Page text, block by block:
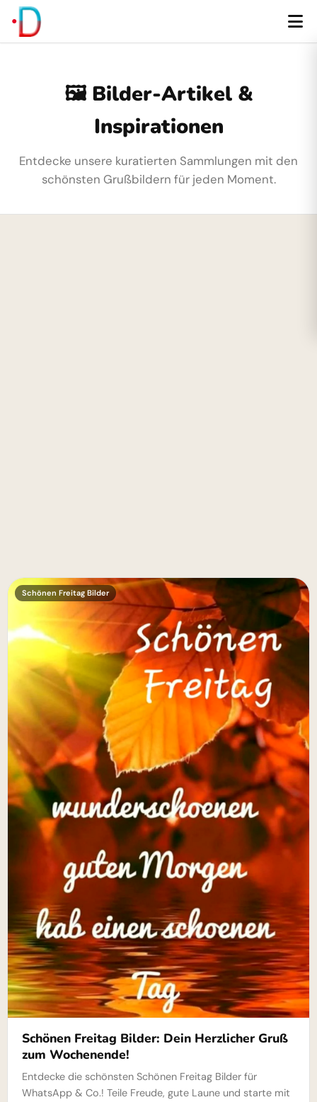
🖼️ Bilder-Artikel &
Inspirationen
Entdecke unsere kuratierten Sammlungen mit den
schönsten Grußbildern für jeden Moment.
Schönen Freitag Bilder
Schönen Freitag Bilder: Dein Herzlicher Gruß
zum Wochenende!
Entdecke die schönsten Schönen Freitag Bilder für
WhatsApp & Co.! Teile Freude, gute Laune und starte mit